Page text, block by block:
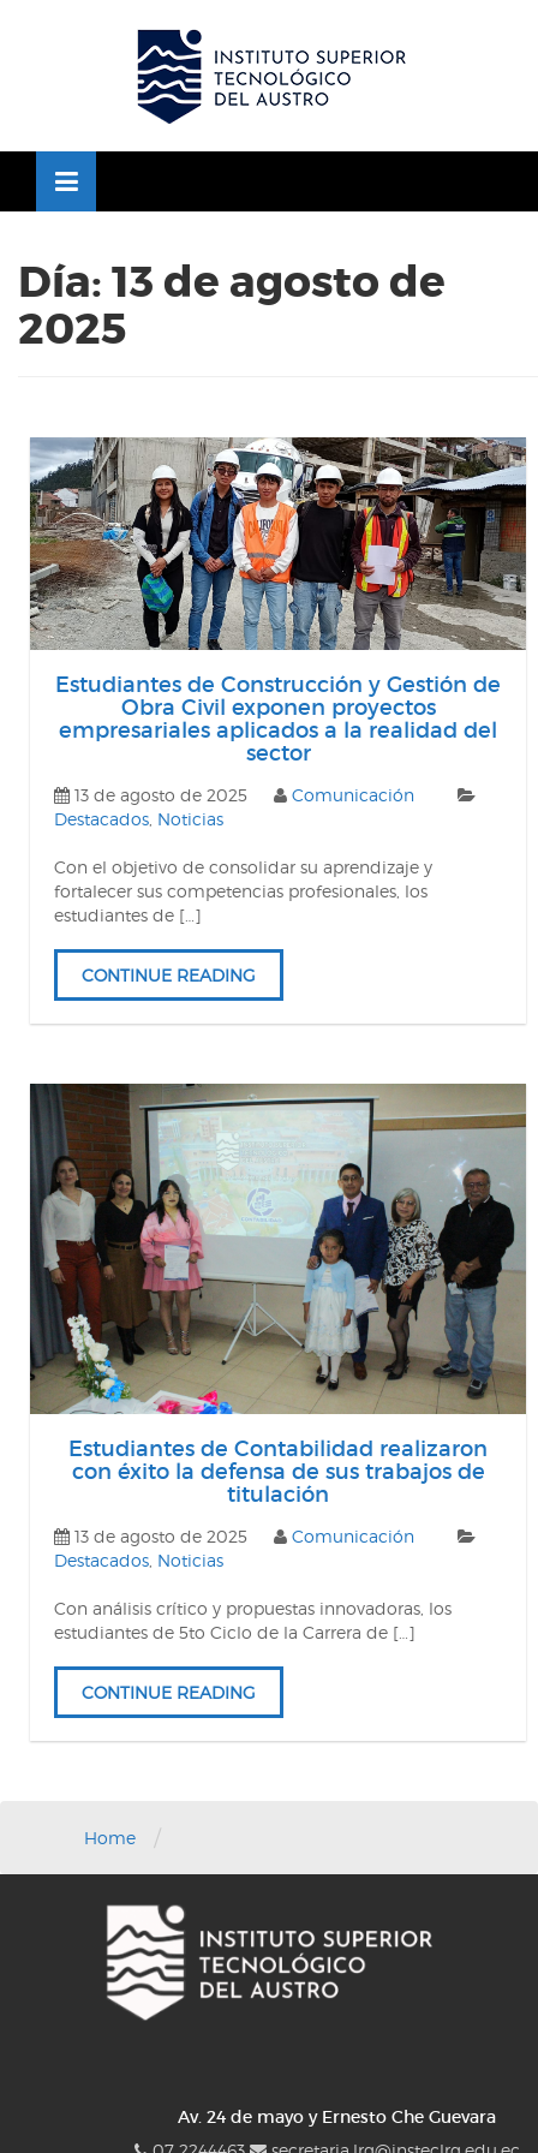
Día:13 de agosto de
2025
Estudiantes de Construcción y Gestión de
Obra Civil exponen proyectos
empresariales aplicados a la realidad del
sector
13 de agosto de 2025
Comunicación
Destacados Noticias
Con el objetivo de consolidar su aprendizaje y
fortalecer sus competencias profesionales, los
estudiantes de […]
CONTINUE READING
Estudiantes de Contabilidad realizaron
con éxito la defensa de sus trabajos de
titulación
13 de agosto de 2025
Comunicación
Destacados Noticias
Con análisis crítico y propuestas innovadoras, los
estudiantes de 5to Ciclo de la Carrera de […]
CONTINUE READING
Home /
Av. 24 de mayo y Ernesto Che Guevara